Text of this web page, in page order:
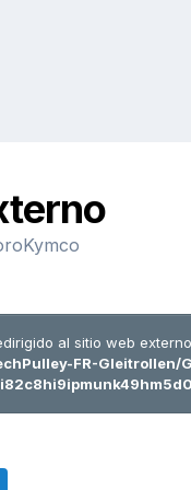
al sitio web
FR-Gleitrollen/